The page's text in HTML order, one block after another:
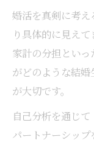
婚活を真剣に考
り具体的に見え
家計の分担とい
がどのような結
が大切です。
自己分析を通じ
パートナーシッ